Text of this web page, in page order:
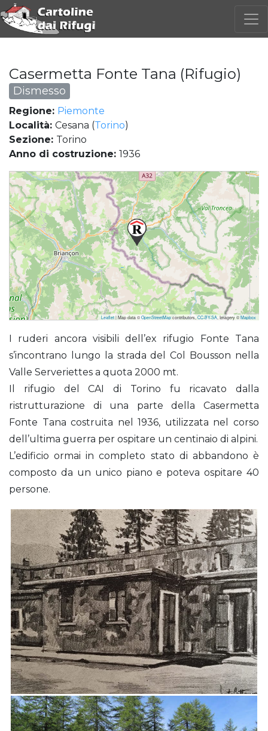
Casermetta Fonte Tana (Rifugio)
Dismesso
Regione: Piemonte
Località: Cesana (Torino)
Sezione: Torino
Anno di costruzione: 1936
Leaflet | Map data © OpenStreetMap contributors, CC-BY-SA , Imagery © Mapbox
I ruderi ancora visibili dell’ex rifugio Fonte Tana
s’incontrano lungo la strada del Col Bousson nella
Valle Serveriettes a quota 2000 mt.
Il rifugio del CAI di Torino fu ricavato dalla
ristrutturazione di una parte della Casermetta
Fonte Tana costruita nel 1936, utilizzata nel corso
dell’ultima guerra per ospitare un centinaio di alpini.
L’edificio ormai in completo stato di abbandono è
composto da un unico piano e poteva ospitare 40
persone.